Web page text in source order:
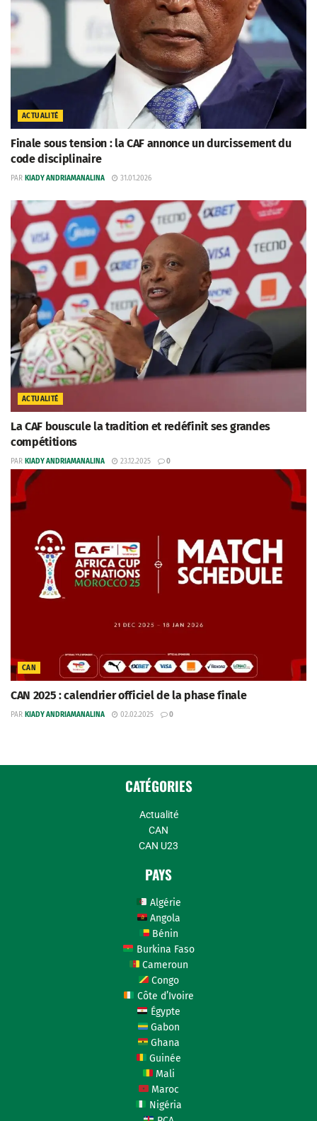
ACTUALITÉ
Finale sous tension : la CAF annonce un durcissement du
code disciplinaire
PAR KIADY ANDRIAMANALINA 31.01.2026
ACTUALITÉ
La CAF bouscule la tradition et redéfinit ses grandes
compétitions
PAR KIADY ANDRIAMANALINA 23.12.2025 0
CAN
CAN 2025 : calendrier officiel de la phase finale
PAR KIADY ANDRIAMANALINA 02.02.2025 0
CATÉGORIES
Actualité
CAN
CAN U23
PAYS
Algérie
Angola
Bénin
Burkina Faso
Cameroun
Congo
Côte d’Ivoire
Égypte
Gabon
Ghana
Guinée
Mali
Maroc
Nigéria